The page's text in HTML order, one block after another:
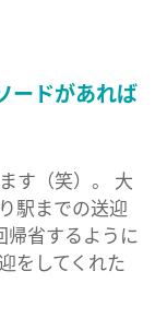
ードがあれば
す（笑）。 大
駅までの送迎
帰省するように
をしてくれた